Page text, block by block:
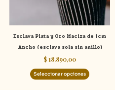
Esclava Plata y Oro Maciza de 1cm
Ancho (esclava sola sin anillo)
$ 18.890,00
Seleccionar opciones
se
pueden
elegir
en
la
de